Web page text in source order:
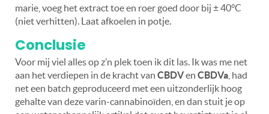
marie, voeg het extract toe en roer goed door bij ±40°C
(niet verhitten). Laat afkoelen in potje.
Conclusie
Voor mij viel alles op z’n plek toen ik dit las. Ik was me net
aan het verdiepen in de kracht van CBDVen CBDVa , had
net een batch geproduceerd met een uitzonderlijk hoog
gehalte van deze varin-cannabinoïden, en dan stuit je op